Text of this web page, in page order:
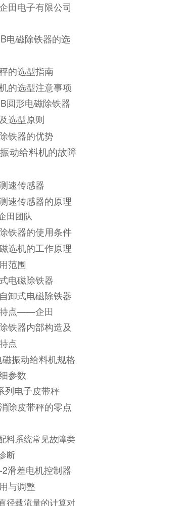
田电子有限公司
电磁除铁器的选
的选型指南
的选型注意事项
圆形电磁除铁器
选型原则
铁器的优势
动给料机的故障
速传感器
速传感器的原理
田团队
铁器的使用条件
选机的工作原理
范围
电磁除铁器
卸式电磁除铁器
点——企田
铁器内部构造及
点
振动给料机规格
参数
列电子皮带秤
除皮带秤的零点
料系统常见故障类
断
2滑差电机控制器
与调整
径载流量的计算对